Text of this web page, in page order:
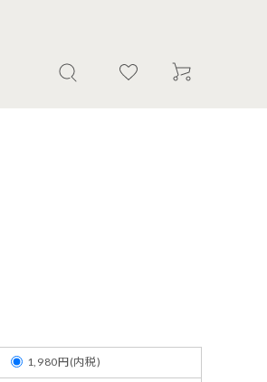
1,980円(内税)